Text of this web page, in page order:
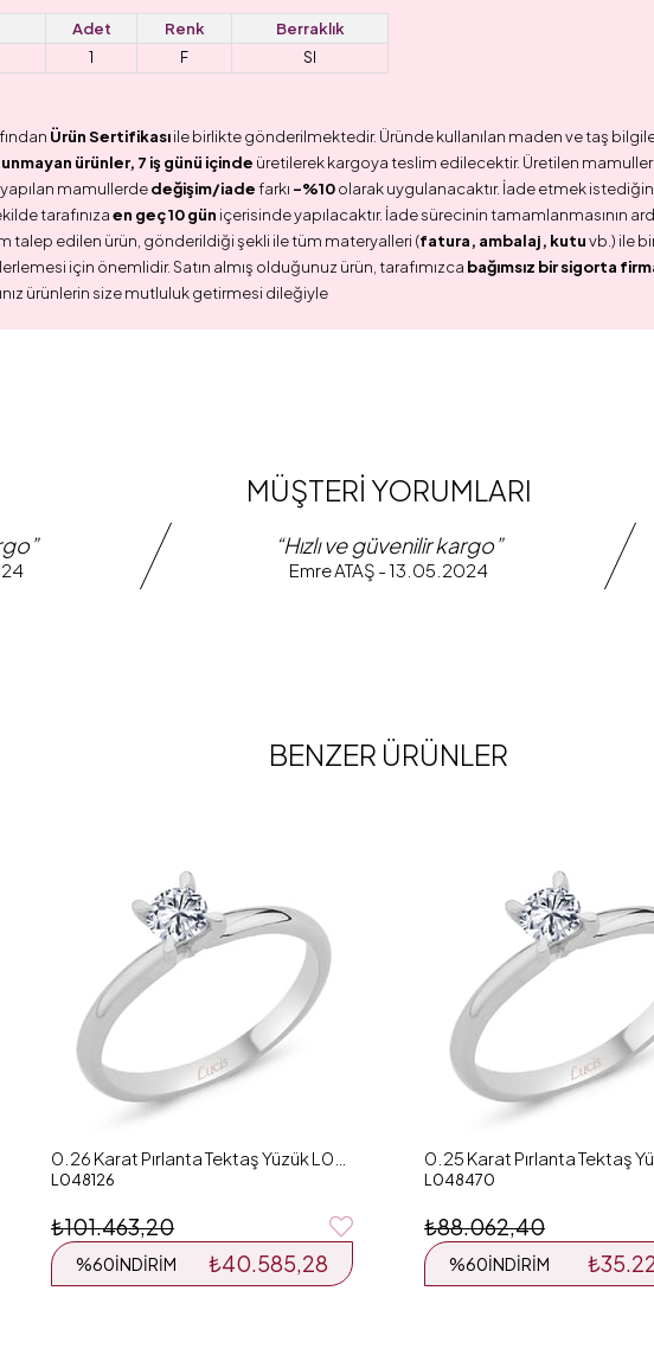
Adet Renk Berraklık
1 F SI
Ürün Sertifikasıile birlikte gönderilmektedir. Üründe kullanılan maden ve taş
ürünler, 7 iş günü içinde üretilerek kargoya teslim edilecektir. Üretilen
mamullerdedeğişim/iadefarkı -%10olarak uygulanacaktır. İade etmek
tarafınızaen geç 10 gün içerisinde yapılacaktır. İade sürecinin tamamlanmasının
talep edilen ürün, gönderildiği şekli ile tüm materyalleri (fatura, ambalaj, kutuvb.) ile
için önemlidir. Satın almış olduğunuz ürün, tarafımızca bağımsız bir sigorta
ürünlerin size mutluluk getirmesi dileğiyle
MÜŞTERİ YORUMLARI
“Hızlı ve güvenilir kargo”
Emre ATAŞ - 13.05.2024
BENZER ÜRÜNLER
L048126
₺40.585,28
%60İNDIRIM
₺101.463,20
L048470
%60İNDIRIM
₺88.062,40